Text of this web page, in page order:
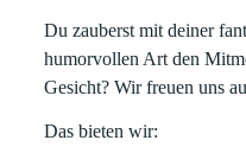
Du zauberst mit deiner
humorvollen Art den
Gesicht? Wir freuen uns
Das bieten wir: